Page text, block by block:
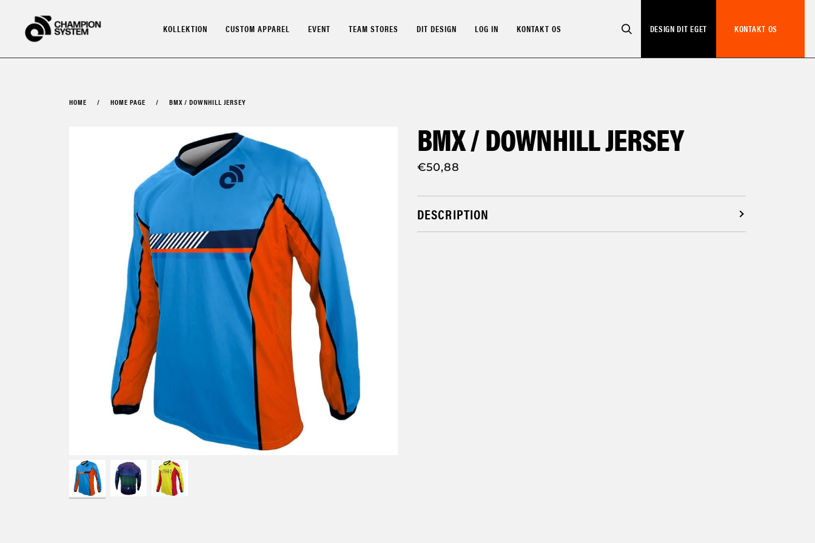
content
KOLLEKTION CUSTOM APPAREL EVENT TEAM STORES DIT DESIGN LOG IN KONTAKT OS SEARCH DESIGN DIT EGET KONTAKT OS
HOME / HOME PAGE / BMX / DOWNHILL JERSEY
BMX / DOWNHILL JERSEY
€50,88
DESCRIPTION